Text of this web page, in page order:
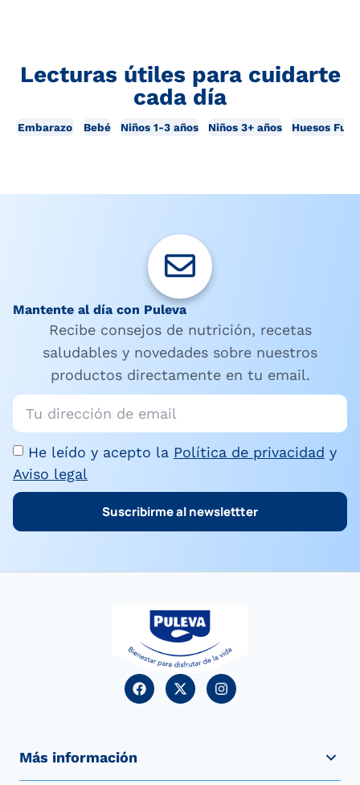
Lecturas útiles para cuidarte
cada día
Embarazo Bebé Niños 1-3 años Niños 3+ años Huesos
Mantente al día con Puleva
Recibe consejos de nutrición, recetas
saludables y novedades sobre nuestros
productos directamente en tu email.
He leído y acepto la Política de privacidad y
Aviso legal
Suscribirme al newslettter
Más información